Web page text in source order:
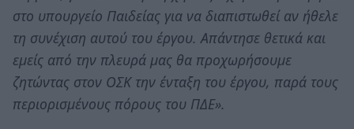
στο υπουργείο Παιδείας για να διαπιστωθεί αν ήθελε
τη συνέχιση αυτού του έργου. Απάντησε θετικά και
εμείς από την πλευρά μας θα προχωρήσουμε
ζητώντας στον ΟΣΚ την ένταξη του έργου, παρά τους
περιορισμένους πόρους του ΠΔΕ».